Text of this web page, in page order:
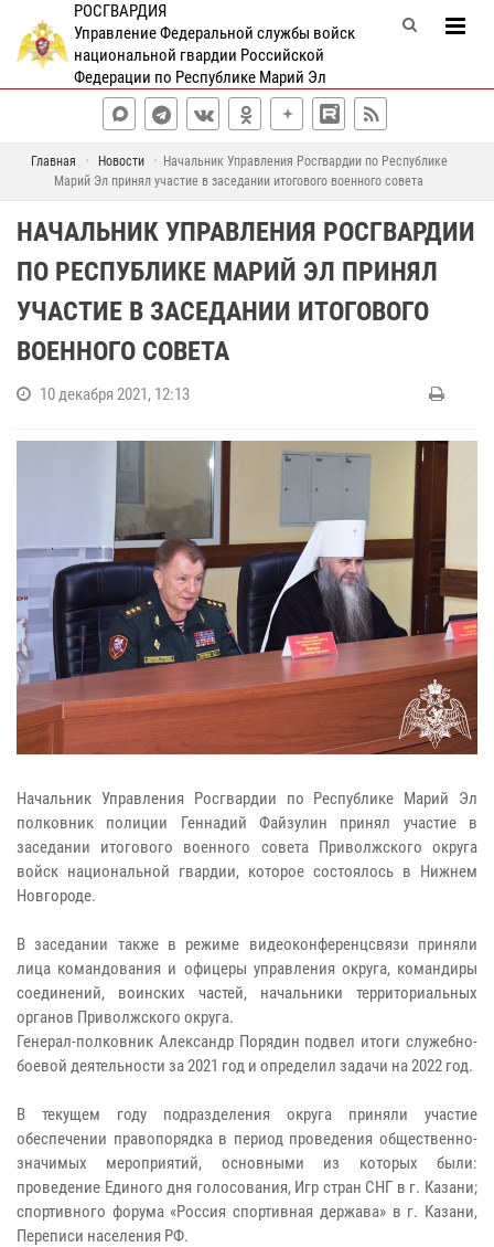
РОСГВАРДИЯ
Управление Федеральной службы войск
национальной гвардии Российской
Федерации по Республике Марий Эл
Главная Новости
Начальник Управления Росгвардии по Республике
Марий Эл принял участие в заседании итогового военного совета
НАЧАЛЬНИК УПРАВЛЕНИЯ РОСГВАРДИИ
ПО РЕСПУБЛИКЕ МАРИЙ ЭЛ ПРИНЯЛ
УЧАСТИЕ В ЗАСЕДАНИИ ИТОГОВОГО
ВОЕННОГО СОВЕТА
10 декабря 2021, 12:13
Начальник Управления Росгвардии по Республике Марий Эл
полковник полиции Геннадий Файзулин принял участие в
заседании итогового военного совета Приволжского округа
войск национальной гвардии, которое состоялось в Нижнем
Новгороде.
В заседании также в режиме видеоконференцсвязи приняли
лица командования и офицеры управления округа, командиры
соединений, воинских частей, начальники территориальных
органов Приволжского округа.
Генерал-полковник Александр Порядин подвел итоги служебно-
боевой деятельности за 2021 год и определил задачи на 2022 год.
В текущем году подразделения округа приняли участие
обеспечении правопорядка в период проведения общественно-
значимых мероприятий, основными из которых были:
проведение Единого дня голосования, Игр стран СНГ в г. Казани;
спортивного форума «Россия спортивная держава» в г. Казани,
Переписи населения РФ.